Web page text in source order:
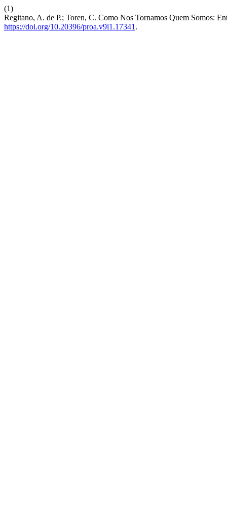
(1)
Regitano, A. de P.; Toren, C. Como Nos Tornamos Quem Somos:
https://doi.org/10.20396/proa.v9i1.17341 .